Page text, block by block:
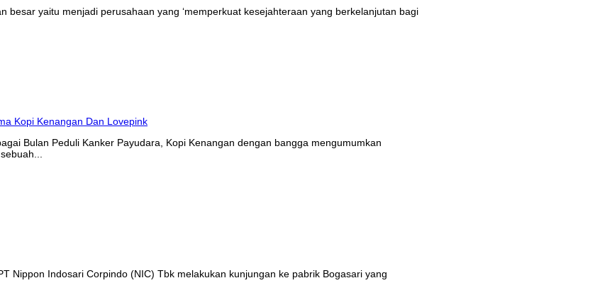
yaitu menjadi perusahaan yang ‘memperkuat kesejahteraan yang berkelanjutan bagi
Bulan Peduli Kanker Payudara, Kopi Kenangan dengan bangga mengumumkan
Nippon Indosari Corpindo (NIC) Tbk melakukan kunjungan ke pabrik Bogasari yang